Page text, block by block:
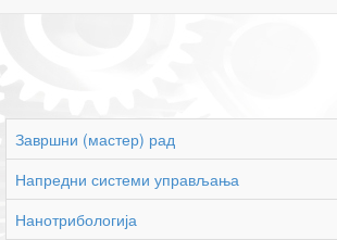
Завршни (мастер) рад
Напредни системи управљања
Нанотрибологија